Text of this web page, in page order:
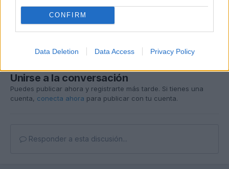
CONFIRM
Data Deletion Data Access Privacy Policy
Unirse a la conversación
Puedes publicar ahora y registrarte más tarde. Si tienes una
cuenta, conecta ahora para publicar con tu cuenta.
Responder a esta discusión...